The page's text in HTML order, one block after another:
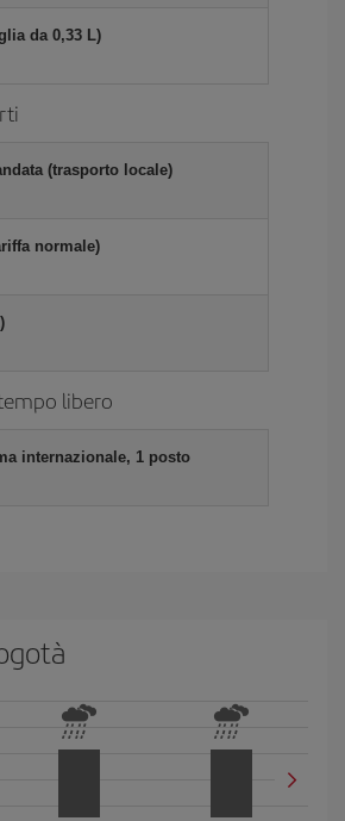
da 0,33 L)
(trasporto locale)
normale)
libero
internazionale, 1 posto